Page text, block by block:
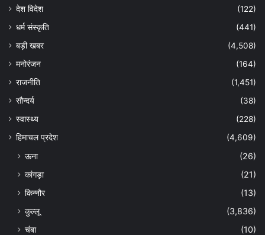
देश विदेश
(122)
धर्म संस्कृति
(441)
बड़ी खबर
(4,508)
मनोरंजन
(164)
राजनीति
(1,451)
सौन्दर्य
(38)
स्वास्थ्य
(228)
हिमाचल प्रदेश
(4,609)
ऊना
(26)
कांगड़ा
(21)
किन्नौर
(13)
कुल्लू
(3,836)
चंबा
(10)